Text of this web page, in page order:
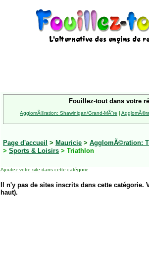
Fouillez-tout dans votre
AgglomÃ©ration: Shawinigan/Grand-MÃ¨re |
Page d'accueil > Mauricie > AgglomÃ©ration:
> Sports & Loisirs > Triathlon
Ajoutez votre site dans cette catégorie
Il n'y pas de sites inscrits dans cette
haut).